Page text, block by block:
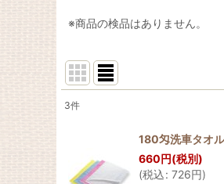
※商品の検品はありません。
並び順
3件
180匁洗車タオ
660円(税別)
(税込: 726円)